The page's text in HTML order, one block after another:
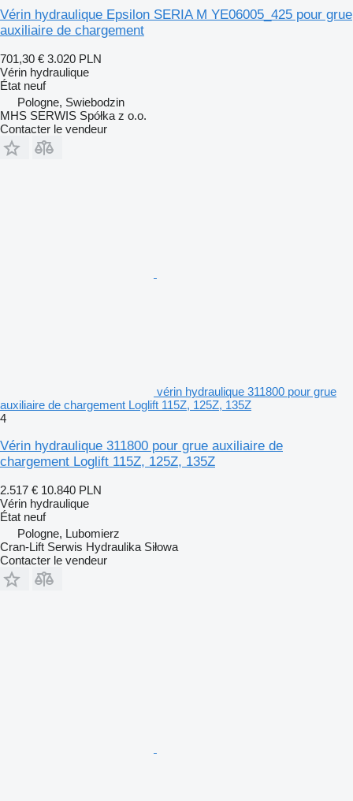
Vérin hydraulique Epsilon SERIA M YE06005_425 pour grue
auxiliaire de chargement
701,30 € 3.020 PLN
Vérin hydraulique
État neuf
Pologne, Swiebodzin
MHS SERWIS Spółka z o.o.
Contacter le vendeur
vérin hydraulique 311800 pour grue
auxiliaire de chargement Loglift 115Z, 125Z, 135Z
4
Vérin hydraulique 311800 pour grue auxiliaire de
chargement Loglift 115Z, 125Z, 135Z
2.517 € 10.840 PLN
Vérin hydraulique
État neuf
Pologne, Lubomierz
Cran-Lift Serwis Hydraulika Siłowa
Contacter le vendeur